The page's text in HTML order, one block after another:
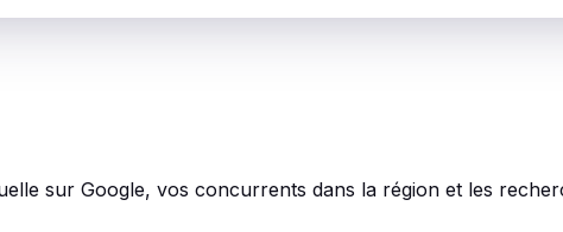
sur Google, vos concurrents dans la région et les